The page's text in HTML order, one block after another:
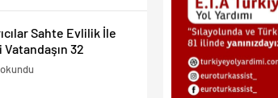
Sahte Evlilik İle
32
Aldılar.